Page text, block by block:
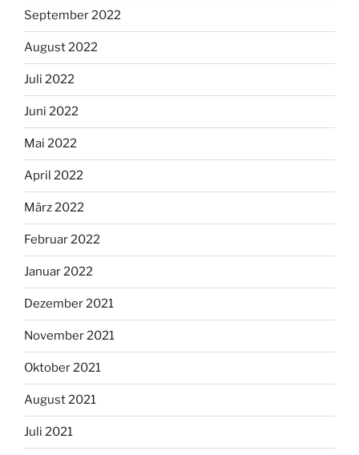
September 2022
August 2022
Juli 2022
Juni 2022
Mai 2022
April 2022
März 2022
Februar 2022
Januar 2022
Dezember 2021
November 2021
Oktober 2021
August 2021
Juli 2021